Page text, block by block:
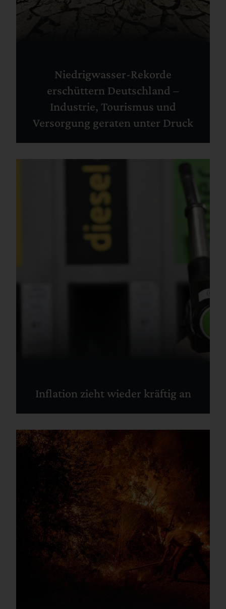
Niedrigwasser-Rekorde
erschüttern Deutschland –
Industrie, Tourismus und
Versorgung geraten unter Druck
Inflation zieht wieder kräftig an